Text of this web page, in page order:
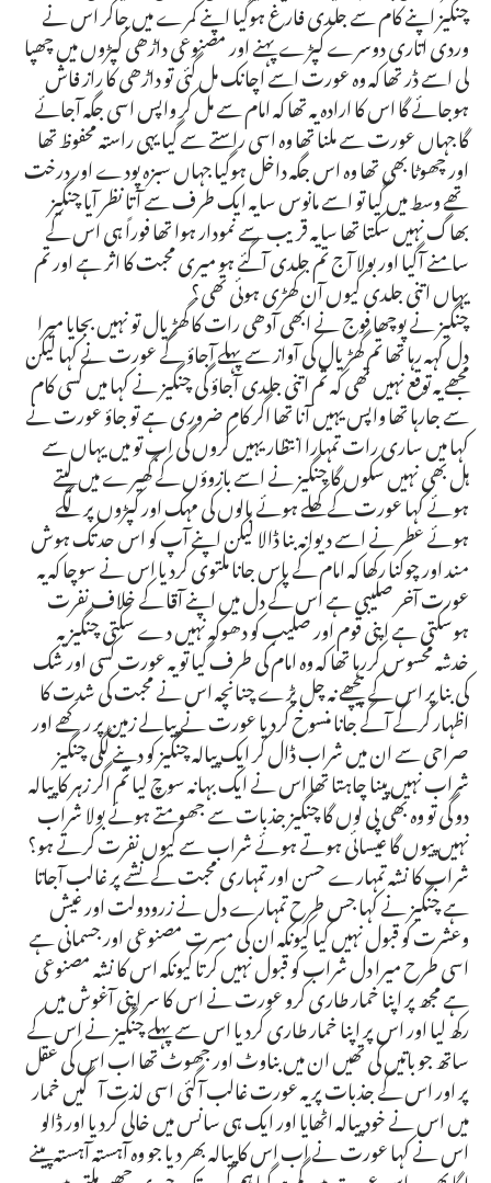
چنگیز اپنے کام سے جلدی فارغ ہوگیا اپنے کمرے میں جاکر اس نے
وردی اتاری دوسرے کپڑے پہنے اور مصنوعی داڑھی کپڑوں میں چھپا
لی اسے ڈر تھا کہ وہ عورت اسے اچانک مل گئی تو داڑھی کا راز فاش
ہوجائے گا اس کا ارادہ یہ تھا کہ امام سے مل کر واپس اسی جگہ آجائے
گا جہاں عورت سے ملنا تھا وہ اسی راستے سے گیا یہی راستہ محفوظ تھا
اور چھوٹا بھی تھا وہ اس جگہ داخل ہوگیا جہاں سبزہ پودے اور درخت
تھے وسط میں گیا تو اسے مانوس سایہ ایک طرف سے آتا نظر آیا چنگیز
بھاگ نہیں سکتا تھا سایہ قریب سے نمودار ہوا تھا فوراً ہی اس کے
سامنے آگیا اور بولا آج تم جلدی آگئے ہو میری محبت کا اثر ہے اور تم
یہاں اتنی جلدی کیوں آن کھڑی ہوئی تھی؟
چنگیز نے پوچھا فوج نے ابھی آدھی رات کا گھڑیال تو نہیں بجایا میرا
دل کہہ رہا تھا تم گھڑیال کی آواز سے پہلے آجاؤ گے عورت نے کہا لیکن
مجھے یہ توقع نہیں تھی کہ تم اتنی جلدی آجاؤ گی چنگیز نے کہا میں کسی کام
سے جارہا تھا واپس یہیں آنا تھا اگر کام ضروری ہے تو جاؤ عورت نے
کہا میں ساری رات تمہارا انتظار یہیں کروں گی اب تو میں یہاں سے
ہل بھی نہیں سکوں گا چنگیز نے اسے بازوؤں کے گھیرے میں لیتے
ہوئے کہا عورت کے کھلے ہوئے بالوں کی مہک اور کپڑوں پر لگے
ہوئے عطر نے اسے دیوانہ بنا ڈالا لیکن اپنے آپ کو اس حد تک ہوش
مند اور چوکنا رکھا کہ امام کے پاس جانا ملتوی کردیا اس نے سوچا کہ یہ
عورت آخر صلیبی ہے اس کے دل میں اپنے آقا کے خلاف نفرت
ہوسکتی ہے اپنی قوم اور صلیب کو دھوکہ نہیں دے سکتی چنگیز یہ
خدشہ محسوس کررہا تھا کہ وہ امام کی طرف گیا تو یہ عورت کسی اور شک
کی بنا پر اس کے پیچھے نہ چل پڑے چنانچہ اس نے محبت کی شدت کا
اظہار کرکے آگے جانا منسوخ کردیا عورت نے پیالے زمین پر رکھے اور
صراحی سے ان میں شراب ڈال کر ایک پیالہ چنگیز کو دینے لگی چنگیز
شراب نہیں پینا چاہتا تھا اس نے ایک بہانہ سوچ لیا تم اگر زہر کا پیالہ
دو گی تو وہ بھی پی لوں گا چنگیز جذبات سے جھومتے ہوئے بولا شراب
نہیں پیوں گا عیسائی ہوتے ہوئے شراب سے کیوں نفرت کرتے ہو؟
شراب کا نشہ تمہارے حسن اور تمہاری محبت کے نشے پر غالب آجاتا
ہے چنگیز نے کہا جس طرح تمہارے دل نے زرودولت اور عیش
وعشرت کو قبول نہیں کیا کیونکہ ان کی مسرت مصنوعی اور جسمانی ہے
اسی طرح میرا دل شراب کو قبول نہیں کرتا کیونکہ اس کا نشہ مصنوعی
ہے مجھ پر اپنا خمار طاری کرو عورت نے اس کا سر اپنی آغوش میں
رکھ لیا اور اس پر اپنا خمار طاری کردیا اس سے پہلے چنگیز نے اس کے
ساتھ جو باتیں کی تھیں ان میں بناوٹ اور جھوٹ تھا اب اس کی عقل
پر اور اس کے جذبات پر یہ عورت غالب آگئی اسی لذت آگیں خمار
میں اس نے خود پیالہ اٹھایا اور ایک ہی سانس میں خالی کردیا اور ڈالو
اس نے کہا عورت نے اب اس کا پیالہ بھر دیا جو وہ آہستہ آہستہ پینے